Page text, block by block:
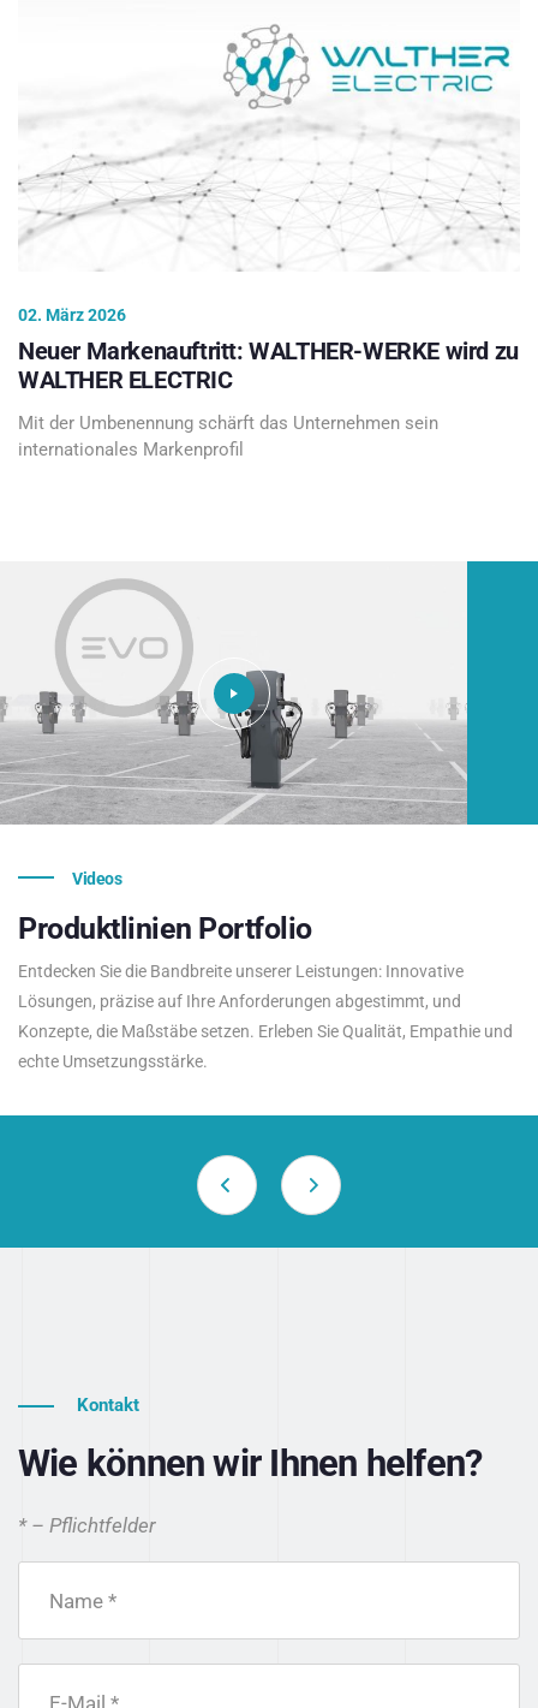
02. März 2026
Neuer Markenauftritt: WALTHER-WERKE wird zu
WALTHER ELECTRIC
Mit der Umbenennung schärft das Unternehmen sein
internationales Markenprofil
Videos
Produktlinien Portfolio
Entdecken Sie die Bandbreite unserer Leistungen: Innovative
Lösungen, präzise auf Ihre Anforderungen abgestimmt, und
Konzepte, die Maßstäbe setzen. Erleben Sie Qualität, Empathie und
echte Umsetzungsstärke.
Kontakt
Wie können wir Ihnen helfen?
* – Pflichtfelder
Name *
E-Mail *